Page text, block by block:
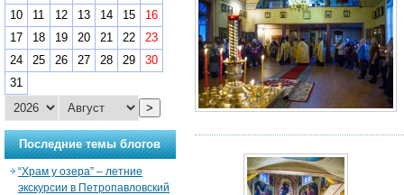
10
11 12 13 14 15
16
17
18 19 20 21 22
23
24
25 26 27 28 29
30
31
>
Последние темы блогов
“Храм у озера” – летние
экскурсии в Петропавловский